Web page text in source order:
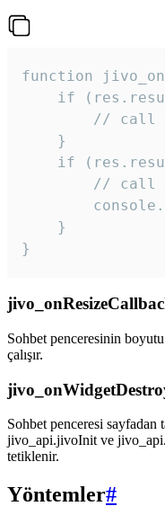
function
if
// call
    }
if
// call
    }
}
Sohbet penceresinin
çalışır.
Sohbet penceresi sayfadan
jivo_api.jivoInit ve
tetiklenir.
Yöntemler#